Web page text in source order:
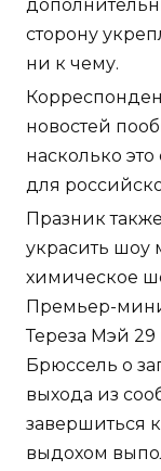
сторону
ни к чему.
новостей
насколько
для
Празник
украсить шоу
химическое
Премьер-
Тереза Мэй
Брюссель о
выхода из
завершиться
выдохом